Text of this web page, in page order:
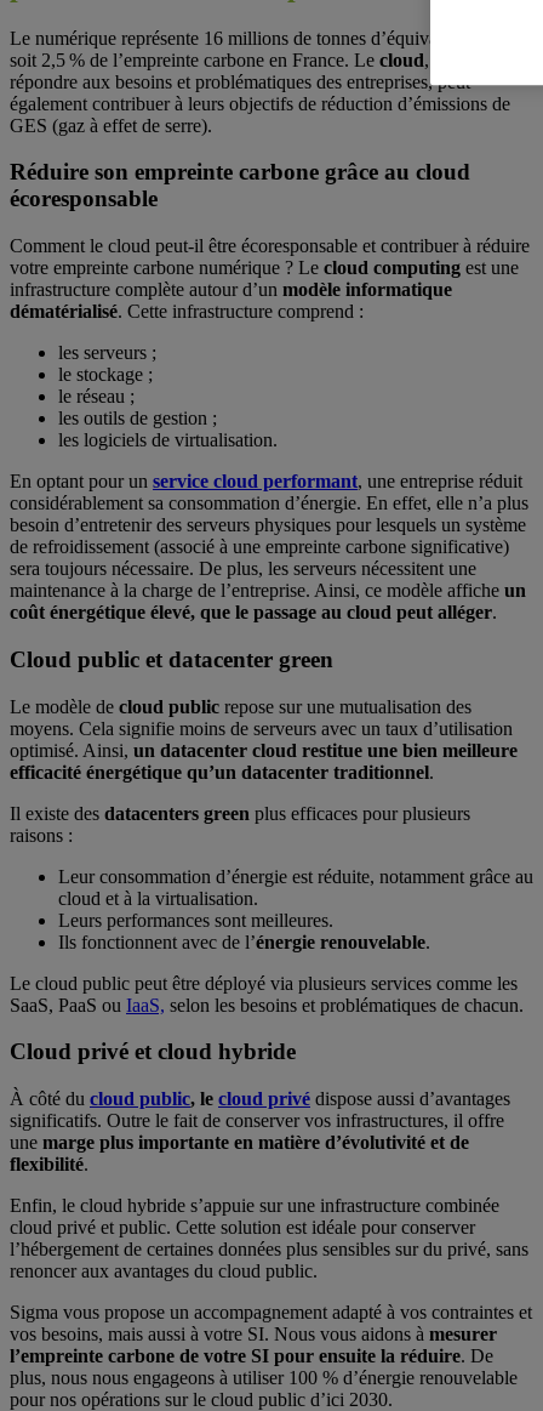
Le numérique représente 16 millions de tonnes d’équivalent CO2
soit 2,5 % de l’empreinte carbone en France. Le cloud, en plus de
répondre aux besoins et problématiques des entreprises, peut
également contribuer à leurs objectifs de réduction d’émissions de
GES (gaz à effet de serre).
Réduire son empreinte carbone grâce au cloud
écoresponsable
Comment le cloud peut-il être écoresponsable et contribuer à réduire
votre empreinte carbone numérique ? Le cloud computing est une
infrastructure complète autour d’un modèle informatique
dématérialisé. Cette infrastructure comprend :
les serveurs ;
le stockage ;
le réseau ;
les outils de gestion ;
les logiciels de virtualisation.
En optant pour un service cloud performant, une entreprise réduit
considérablement sa consommation d’énergie. En effet, elle n’a plus
besoin d’entretenir des serveurs physiques pour lesquels un système
de refroidissement (associé à une empreinte carbone significative)
sera toujours nécessaire. De plus, les serveurs nécessitent une
maintenance à la charge de l’entreprise. Ainsi, ce modèle affiche un
coût énergétique élevé, que le passage au cloud peut alléger.
Cloud public et datacenter green
Le modèle de cloud public repose sur une mutualisation des
moyens. Cela signifie moins de serveurs avec un taux d’utilisation
optimisé. Ainsi, un datacenter cloud restitue une bien meilleure
efficacité énergétique qu’un datacenter traditionnel.
Il existe des datacenters green plus efficaces pour plusieurs
raisons :
Leur consommation d’énergie est réduite, notamment grâce au
cloud et à la virtualisation.
Leurs performances sont meilleures.
Ils fonctionnent avec de l’énergie renouvelable.
Le cloud public peut être déployé via plusieurs services comme les
SaaS, PaaS ou IaaS, selon les besoins et problématiques de chacun.
Cloud privé et cloud hybride
À côté du cloud public, le cloud privé dispose aussi d’avantages
significatifs. Outre le fait de conserver vos infrastructures, il offre
une marge plus importante en matière d’évolutivité et de
flexibilité.
Enfin, le cloud hybride s’appuie sur une infrastructure combinée
cloud privé et public. Cette solution est idéale pour conserver
l’hébergement de certaines données plus sensibles sur du privé, sans
renoncer aux avantages du cloud public.
Sigma vous propose un accompagnement adapté à vos contraintes et
vos besoins, mais aussi à votre SI. Nous vous aidons à mesurer
l’empreinte carbone de votre SI pour ensuite la réduire. De
plus, nous nous engageons à utiliser 100 % d’énergie renouvelable
pour nos opérations sur le cloud public d’ici 2030.